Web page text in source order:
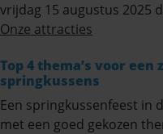
vrijdag 15 augustus 2025
Onze attracties
Top 4 thema’s voor
springkussens
Een springkussenfeest in
met een goed gekozen